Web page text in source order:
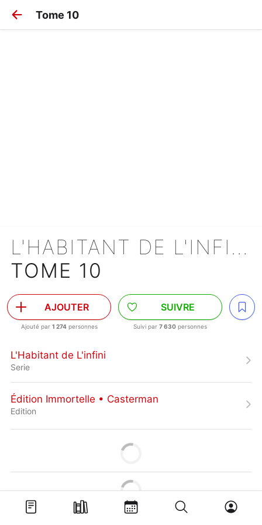
Tome 10
L'HABITANT DE L'INFINI
TOME 10
AJOUTER
Ajouté par 1 274personnes
SUIVRE
Suivi par 7 630 personnes
L'Habitant de L'infini
Serie
Édition Immortelle • Casterman
Edition